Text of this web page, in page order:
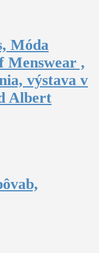
Móda
Menswear ,
výstava v
Albert